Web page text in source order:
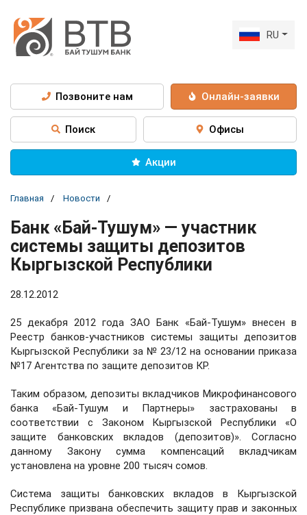
RU
Позвоните нам Онлайн-заявки
Поиск Офисы
Акции
Главная Новости
Банк «Бай-Тушум» — участник
системы защиты депозитов
Кыргызской Республики
28.12.2012
25 декабря 2012 года ЗАО Банк «Бай-Тушум» внесен в
Реестр банков-участников системы защиты депозитов
Кыргызской Республики за № 23/12 на основании приказа
№17 Агентства по защите депозитов КР.
Таким образом, депозиты вкладчиков Микрофинансового
банка «Бай-Тушум и Партнеры» застрахованы в
соответствии с Законом Кыргызской Республики «О
защите банковских вкладов (депозитов)». Согласно
данному Закону сумма компенсаций вкладчикам
установлена на уровне 200 тысяч сомов.
Система защиты банковских вкладов в Кыргызской
Республике призвана обеспечить защиту прав и законных